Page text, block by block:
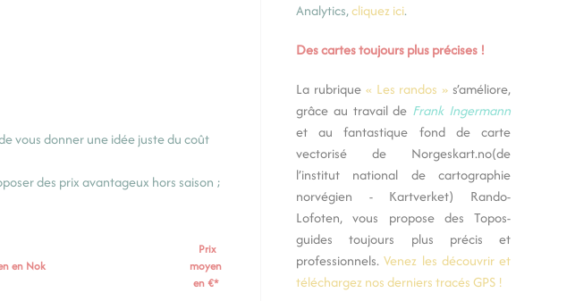
vous donner une idée juste du coût
des prix avantageux hors saison ;
en Nok
Prix
moyen
en €*
Analytics,cliquez ici.
Des cartes toujours plus précises !
La rubrique « Les randos » s’améliore,
grâce au travail de Frank Ingermann
et au fantastique fond de carte
vectorisé de Norgeskart.no(de
l’institut national de cartographie
norvégien - Kartverket) Rando-
Lofoten, vous propose des Topos-
guides toujours plus précis et
professionnels.Venez les découvrir et
téléchargez nos derniers tracés GPS !